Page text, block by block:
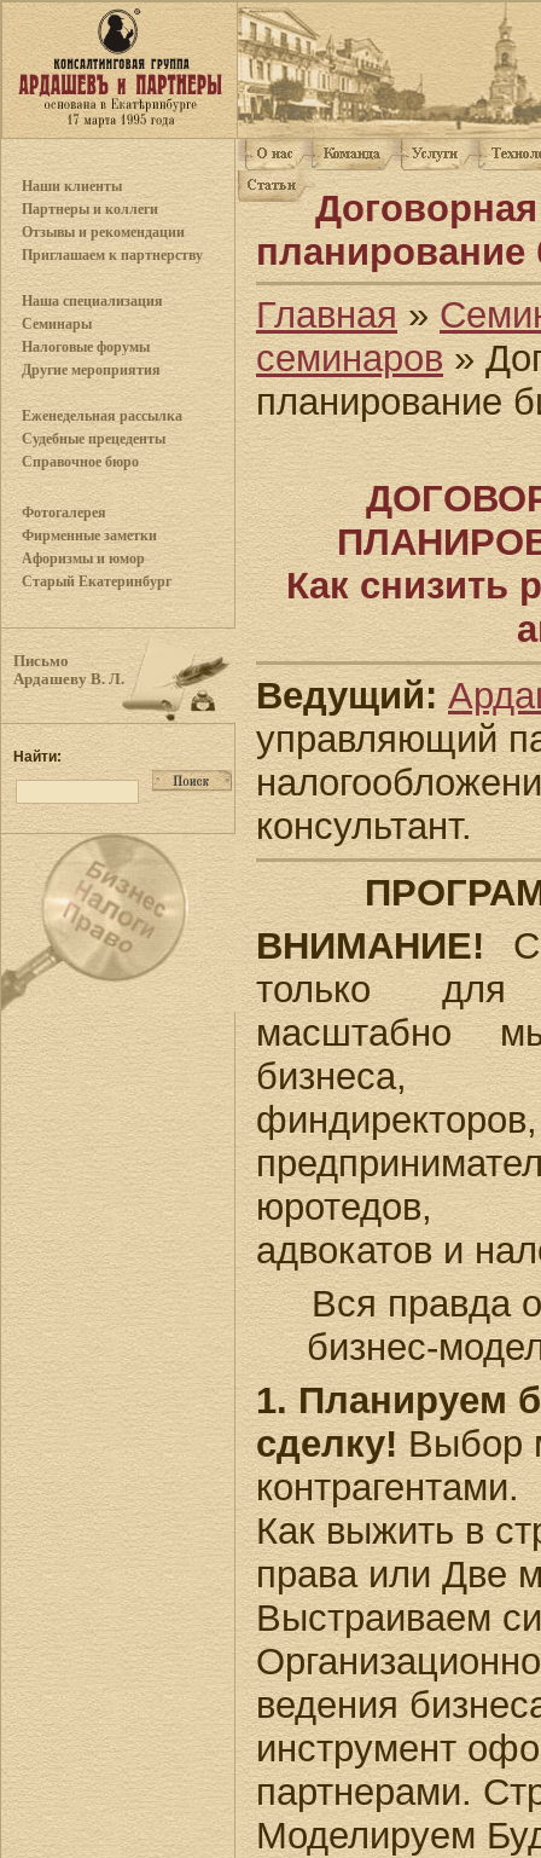
Наши клиенты
Партнеры и коллеги
Отзывы и рекомендации
Приглашаем к партнерству
Наша специализация
Семинары
Налоговые форумы
Другие мероприятия
Еженедельная рассылка
Судебные прецеденты
Справочное бюро
Фотогалерея
Фирменные заметки
Афоризмы и юмор
Старый Екатеринбург
Письмо
Ардашеву В. Л.
Найти:
планирование
Главная »
семинаров»
планирование
Как снизить
Ведущий:
управляющий
консультант.
ВНИМАНИЕ!
только для
масштабно
бизнеса,
юротедов,
адвокатов и
Вся правда
бизнес-
1. Планируем
сделку!Выбор
контрагентами.
Как выжить в
права или Две
Выстраиваем
ведения
инструмент
партнерами.
Моделируем